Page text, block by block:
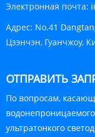
Электронная почта:
Адрес: No.41
Цзэнчэн, Гуанчжоу,
ОТПРАВИТЬ
По вопросам,
ультратонкого